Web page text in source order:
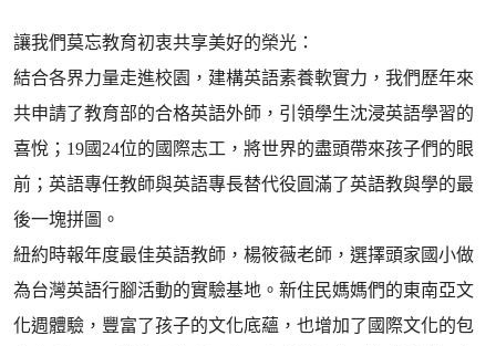
讓我們莫忘教育初衷共享美好的榮光：
結合各界力量走進校園，建構英語素養軟實力，我們歷年來
共申請了教育部的合格英語外師，引領學生沈浸英語學習的
喜悅；19國24位的國際志工，將世界的盡頭帶來孩子們的眼
前；英語專任教師與英語專長替代役圓滿了英語教與學的最
後一塊拼圖。
紐約時報年度最佳英語教師，楊筱薇老師，選擇頭家國小做
為台灣英語行腳活動的實驗基地。新住民媽媽們的東南亞文
化週體驗，豐富了孩子的文化底蘊，也增加了國際文化的包